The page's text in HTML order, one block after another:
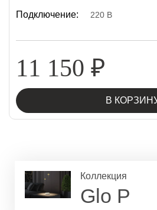
Подключение: 220 В
11 150 ₽
В
Коллекция
Glo P